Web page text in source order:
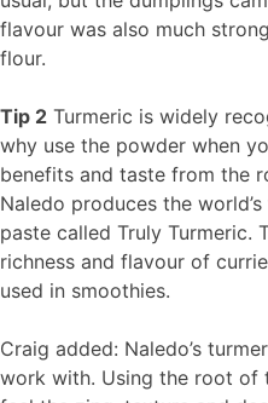
flavour was also much
flour.
Tip 2 Turmeric is widely
why use the powder when
benefits and taste from the
Naledo produces the
paste called Truly Turmeric.
richness and flavour of
used in smoothies.
Craig added: Naledo’s
work with. Using the root of